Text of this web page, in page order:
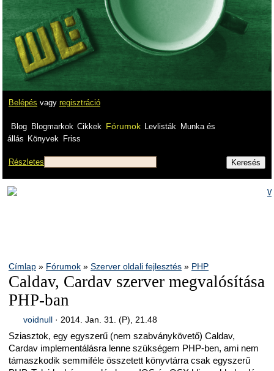
Belépés vagy regisztráció
Blog Blogmarkok Cikkek Fórumok Levlisták
Munka és
állás Könyvek Friss
Részletes
Címlap » Fórumok » Szerver oldali fejlesztés » PHP
Caldav, Cardav szerver megvalósítása
PHP-ban
voidnull· 2014. Jan. 31. (P), 21.48
Sziasztok, egy egyszerű (nem szabványkövető) Caldav,
Cardav implementálásra lenne szükségem PHP-ben, ami nem
támaszkodik semmiféle összetett könyvtárra csak egyszerű